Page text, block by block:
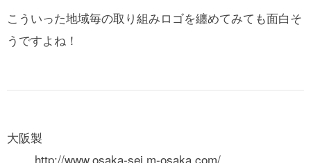
こういった地域毎の取り組みロゴを纏めてみても面白そ
うですよね！
大阪製
http://www.osaka-sei.m-osaka.com/